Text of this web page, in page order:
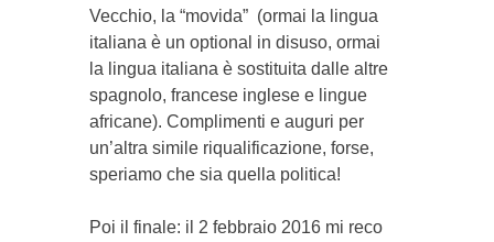
Vecchio, la “movida” (ormai la lingua
italiana è un optional in disuso, ormai
la lingua italiana è sostituita dalle altre
spagnolo, francese inglese e lingue
africane). Complimenti e auguri per
un’altra simile riqualificazione, forse,
speriamo che sia quella politica!
Poi il finale: il 2 febbraio 2016 mi reco